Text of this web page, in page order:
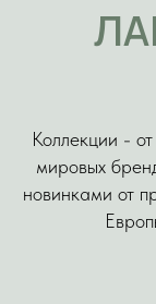
Коллекции -
мировых
новинками от